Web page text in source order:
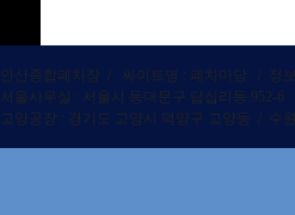
안산종합폐차장 / 싸이트명 : 폐차마당 / 정보
서울사무실 : 서울시 동대문구 답십리동 952-
고양공장 : 경기도 고양시 덕양구 고양동 / 수